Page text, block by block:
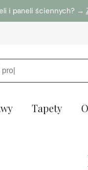
i paneli ściennych? →
Tapety